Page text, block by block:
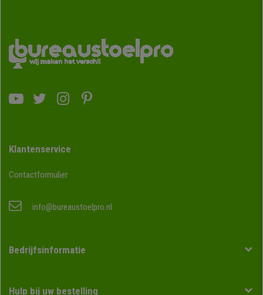
Klantenservice
Contactformulier
info@bureaustoelpro.nl
Bedrijfsinformatie
Hulp bij uw bestelling